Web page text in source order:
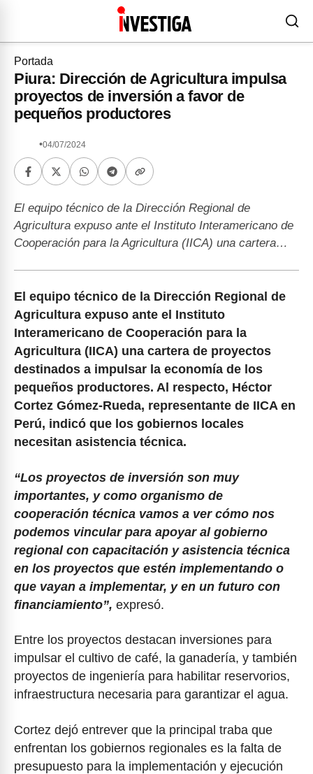
Portada
Piura: Dirección de Agricultura impulsa
proyectos de inversión a favor de
pequeños productores
•04/07/2024
El equipo técnico de la Dirección Regional de
Agricultura expuso ante el Instituto Interamericano de
Cooperación para la Agricultura (IICA) una cartera…
El equipo técnico de la Dirección Regional de
Agricultura expuso ante el Instituto
Interamericano de Cooperación para la
Agricultura (IICA) una cartera de proyectos
destinados a impulsar la economía de los
pequeños productores. Al respecto, Héctor
Cortez Gómez-Rueda, representante de IICA en
Perú, indicó que los gobiernos locales
necesitan asistencia técnica.
“Los proyectos de inversión son muy
importantes, y como organismo de
cooperación técnica vamos a ver cómo nos
podemos vincular para apoyar al gobierno
regional con capacitación y asistencia técnica
en los proyectos que estén implementando o
que vayan a implementar, y en un futuro con
financiamiento”, expresó.
Entre los proyectos destacan inversiones para
impulsar el cultivo de café, la ganadería, y también
proyectos de ingeniería para habilitar reservorios,
infraestructura necesaria para garantizar el agua.
Cortez dejó entrever que la principal traba que
enfrentan los gobiernos regionales es la falta de
presupuesto para la implementación y ejecución